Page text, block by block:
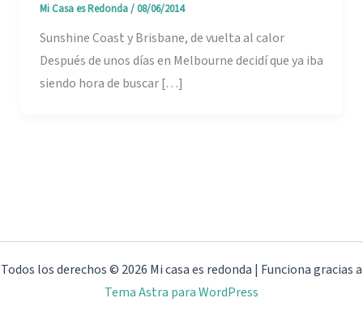
Mi Casa es Redonda/ 08/06/2014
Sunshine Coast y Brisbane, de vuelta al calor
Después de unos días en Melbourne decidí que ya iba
siendo hora de buscar […]
Todos los derechos © 2026 Mi casa es redonda | Funciona gracias a
Tema Astra para WordPress